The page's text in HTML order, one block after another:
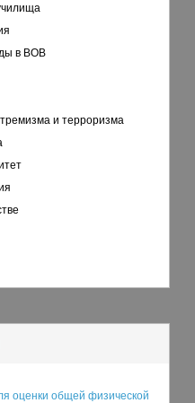
в ВОВ
и терроризма
оценки общей физической